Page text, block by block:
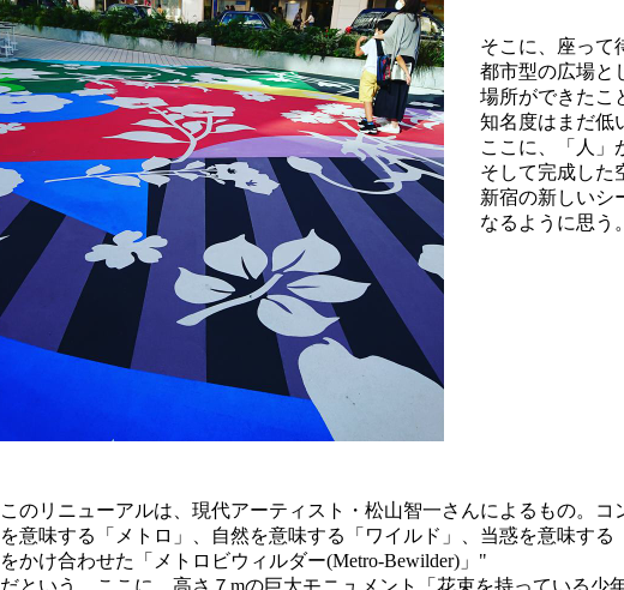
そこに、座って
都市型の広場と
場所ができたこ
知名度はまだ低
ここに、「人」
そして完成した
新宿の新しいシ
なるように思う
このリニューアルは、現代アーティスト・松山智一さんによるもの。コ
を意味する「メトロ」、自然を意味する「ワイルド」、当惑を意味する
をかけ合わせた「メトロビウィルダー(Metro-Bewilder)」"
だという。ここに、高さ７mの巨大モニュメント「花束を持っている少